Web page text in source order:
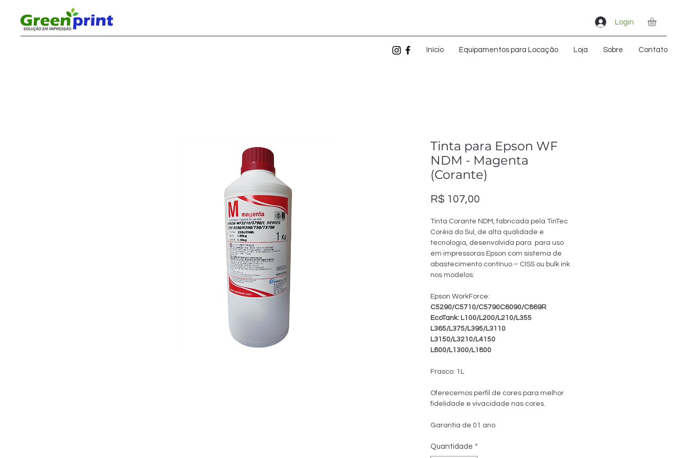
Login
Início Equipamentos para Locação Loja Sobre Contato
Tinta para Epson WF
NDM - Magenta
(Corante)
R$ 107,00
Tinta Corante NDM, fabricada pela TinTec
Coréia do Sul, de alta qualidade e
tecnologia, desenvolvida para  para uso
em impressoras Epson com sistema de
abastecimento contínuo – CISS ou bulk ink
nos modelos:
Epson WorkForce:
C5290/C5710/C5790C6090/C869R
EcoTank: L100/L200/L210/L355
L365/L375/L395/L3110
L3150/L3210/L4150
L800/L1300/L1800
Frasco: 1L
Oferecemos perfil de cores para melhor
fidelidade e vivacidade nas cores.
Garantia de 01 ano
Quantidade *